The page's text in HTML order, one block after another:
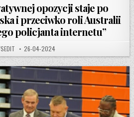
opozycji staje po
i przeciwko roli Australii
policjanta internetu”
PUBLISHED DATE:
26-04-2024